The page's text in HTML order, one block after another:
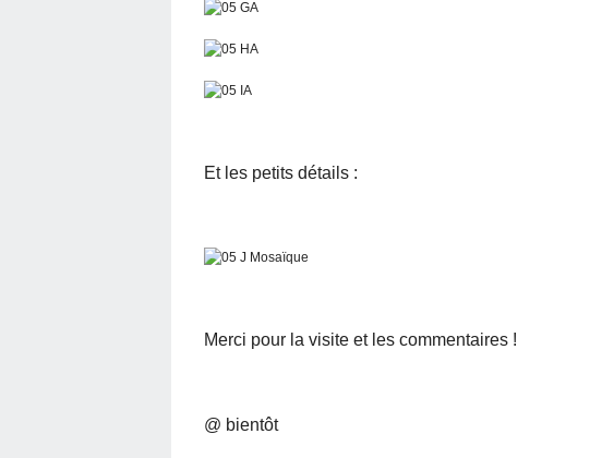
Et les petits détails :
Merci pour la visite et les commentaires !
@ bientôt